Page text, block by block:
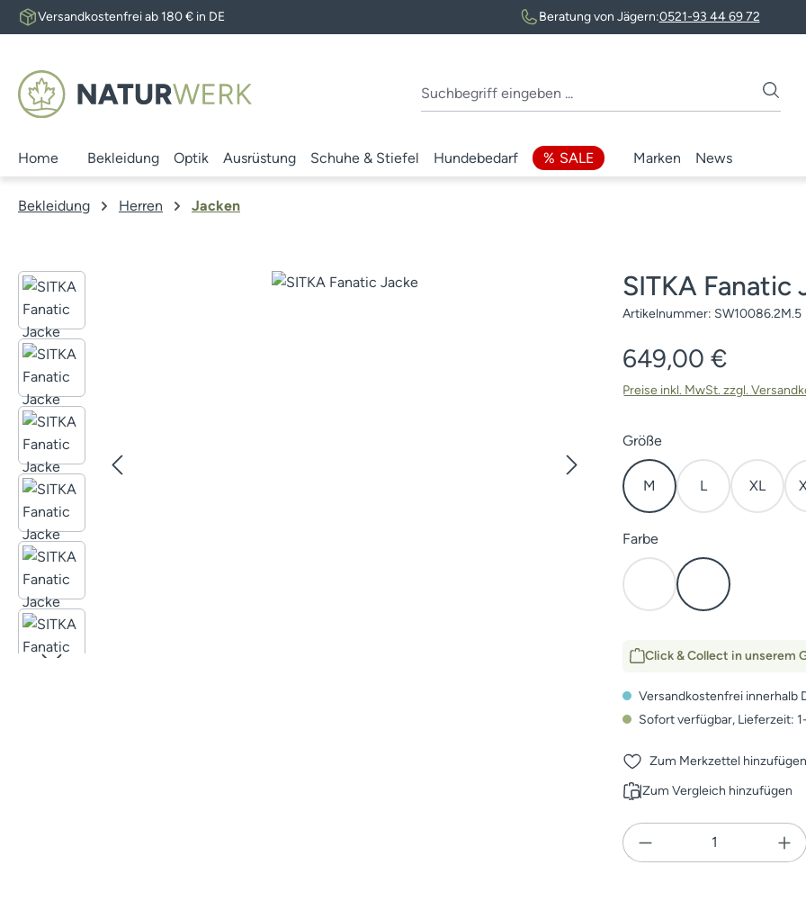
Hauptinhalt springen
Zur Suche springen
Zur Hauptnavigation springen
Versandkostenfrei ab 180 € in DE Beratung von Jägern:0521-93 44 69 72
Home Bekleidung Optik Ausrüstung Schuhe & Stiefel Hundebedarf SALE Marken News
Bekleidung Herren Jacken
Bildergalerie überspringen SITKA Fanatic
Artikelnummer: SW10086.2M.5
Regulärer Preis:
649,00 €
Preise inkl. MwSt. zzgl.
Größeauswählen
M L XL
Farbeauswählen
Cover Elevated II
Click & Collect in unserem
Versandkostenfrei innerhalb
Sofort verfügbar, Lieferzeit:
Zum Merkzettel hinzufügen
Zum Vergleich hinzufügen
Produkt Anzahl: